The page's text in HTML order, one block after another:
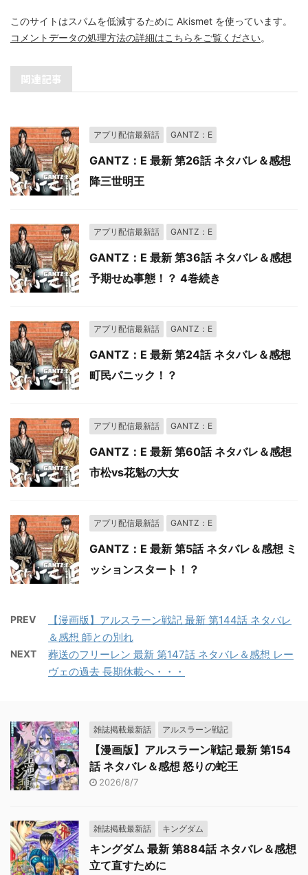
このサイトはスパムを低減するために Akismet を使っています。
コメントデータの処理方法の詳細はこちらをご覧ください。
関連記事
アプリ配信最新話 GANTZ：E
GANTZ：E 最新 第26話 ネタバレ＆感想
降三世明王
アプリ配信最新話 GANTZ：E
GANTZ：E 最新 第36話 ネタバレ＆感想
予期せぬ事態！？ 4巻続き
アプリ配信最新話 GANTZ：E
GANTZ：E 最新 第24話 ネタバレ＆感想
町民パニック！？
アプリ配信最新話 GANTZ：E
GANTZ：E 最新 第60話 ネタバレ＆感想
市松vs花魁の大女
アプリ配信最新話 GANTZ：E
GANTZ：E 最新 第5話 ネタバレ＆感想 ミ
ッションスタート！？
PREV
【漫画版】アルスラーン戦記 最新 第144話 ネタバレ
＆感想 師との別れ
NEXT
葬送のフリーレン 最新 第147話 ネタバレ＆感想 レー
ヴェの過去 長期休載へ・・・
雑誌掲載最新話 アルスラーン戦記
【漫画版】アルスラーン戦記 最新 第154
話 ネタバレ＆感想 怒りの蛇王
2026/8/7
雑誌掲載最新話 キングダム
キングダム 最新 第884話 ネタバレ＆感想
立て直すために